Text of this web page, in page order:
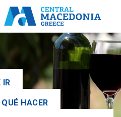
IR
QUÉ HACER